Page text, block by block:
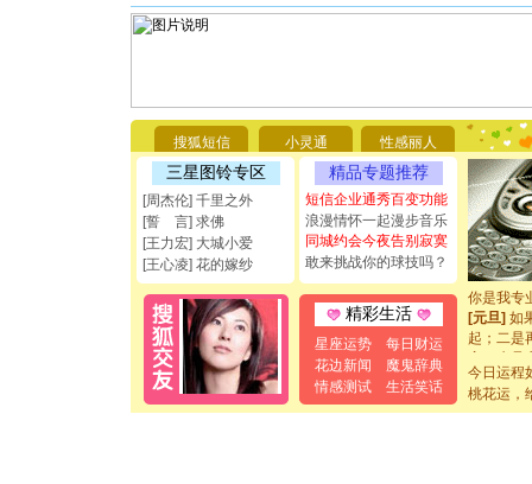
搜狐短信 小灵通 性感丽人
三星图铃专区
[周杰伦] 千里之外
[誓 言] 求佛
[王力宏] 大城小爱
[王心凌] 花的嫁纱
精品专题推荐
短信企业通秀百变功能
浪漫情怀一起漫步音乐
同城约会今夜告别寂寞
敢来挑战你的球技吗？
精彩生活
星座运势
每日财运
花边新闻
魔鬼辞典
情感测试
生活笑话
你太多，
要平安！
[圣诞节]
能正大
都要快乐
[圣诞节]
如意,快
[元旦]看
断电。爱
你是我专
[元旦]如
起；二是
离。水晶
[元旦]当
泣，这痛
卖了。水
今日运程
桃花运，